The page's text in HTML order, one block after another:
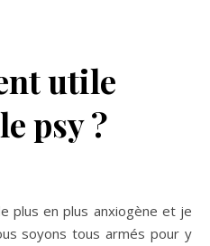
utile
psy ?
plus en plus anxiogène et je
soyons tous armés pour y